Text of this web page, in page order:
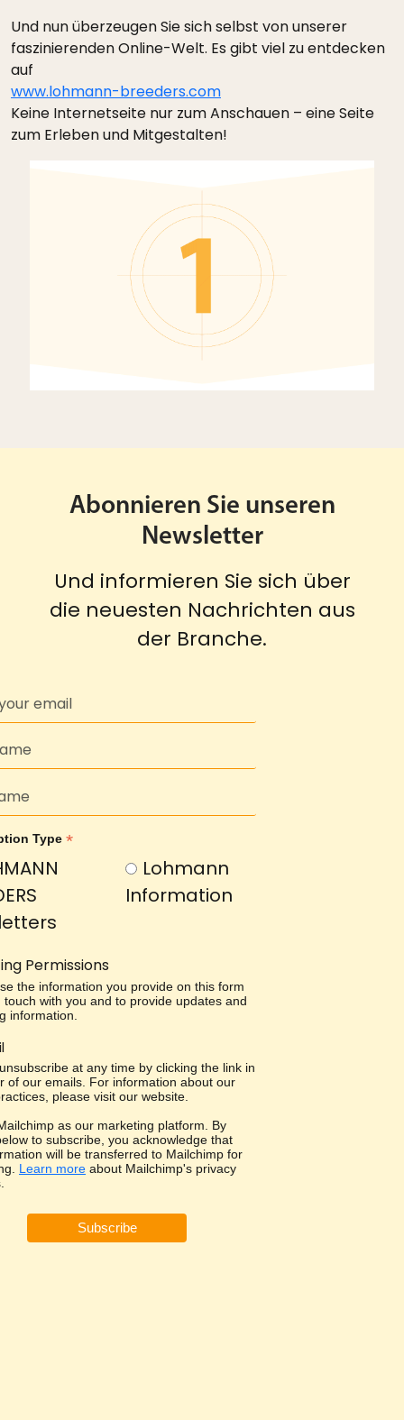
Und nun überzeugen Sie sich selbst von unserer
faszinierenden Online-Welt. Es gibt viel zu entdecken
auf
www.lohmann-breeders.com
Keine Internetseite nur zum Anschauen – eine Seite
zum Erleben und Mitgestalten!
Abonnieren Sie unseren
Newsletter
Und informieren Sie sich über
die neuesten Nachrichten aus
der Branche.
Type *
Lohmann
Information
Permissions
the information you provide on this form
touch with you and to provide updates and
information.
at any time by clicking the link in
of our emails. For information about our
please visit our website.
as our marketing platform. By
to subscribe, you acknowledge that
will be transferred to Mailchimp for
Learn more about Mailchimp's privacy